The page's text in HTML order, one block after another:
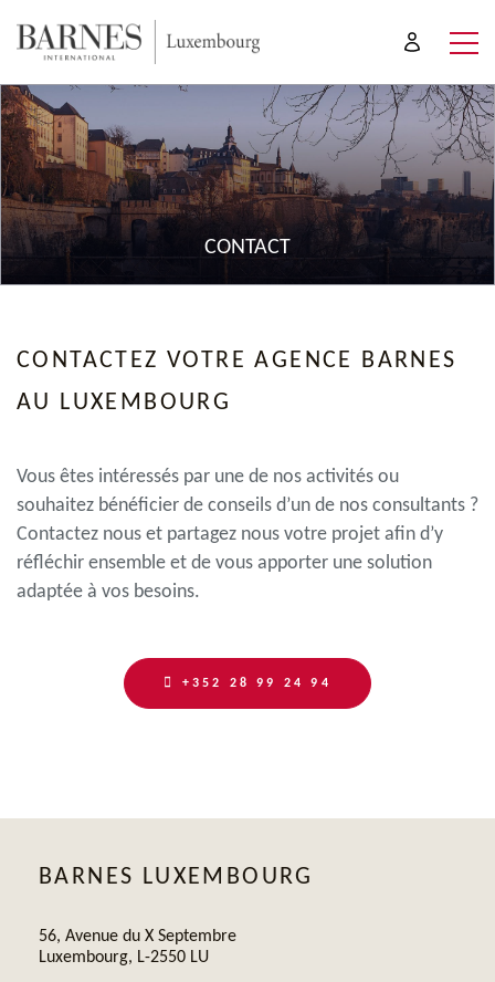
CONTACT
CONTACTEZ VOTRE AGENCE BARNES
AU LUXEMBOURG
Vous êtes intéressés par une de nos activités ou
souhaitez bénéficier de conseils d’un de nos consultants ?
Contactez nous et partagez nous votre projet afin d’y
réfléchir ensemble et de vous apporter une solution
adaptée à vos besoins.
+352 28 99 24 94
BARNES LUXEMBOURG
56, Avenue du X Septembre
Luxembourg, L-2550 LU